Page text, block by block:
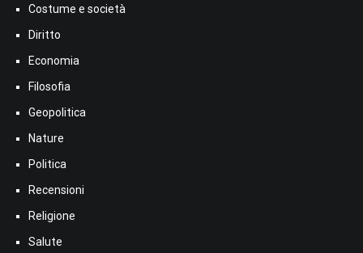
Costume e società
Diritto
Economia
Filosofia
Geopolitica
Nature
Politica
Recensioni
Religione
Salute